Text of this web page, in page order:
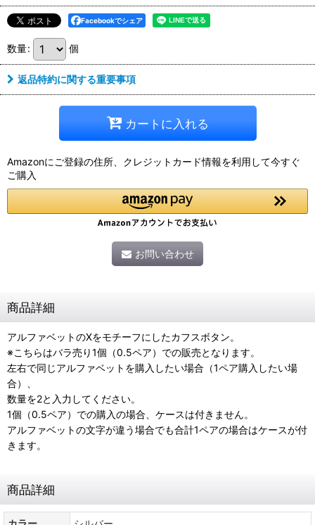
Facebookでシェア
数量: 個
返品特約に関する重要事項
カートに入れる
Amazonにご登録の住所、クレジットカード情報を利用して今すぐ
ご購入
お問い合わせ
商品詳細
アルファベットのXをモチーフにしたカフスボタン。
※こちらはバラ売り1個（0.5ペア）での販売となります。
左右で同じアルファベットを購入したい場合（1ペア購入したい場
合）、
数量を2と入力してください。
1個（0.5ペア）での購入の場合、ケースは付きません。
アルファベットの文字が違う場合でも合計1ペアの場合はケースが付
きます。
商品詳細